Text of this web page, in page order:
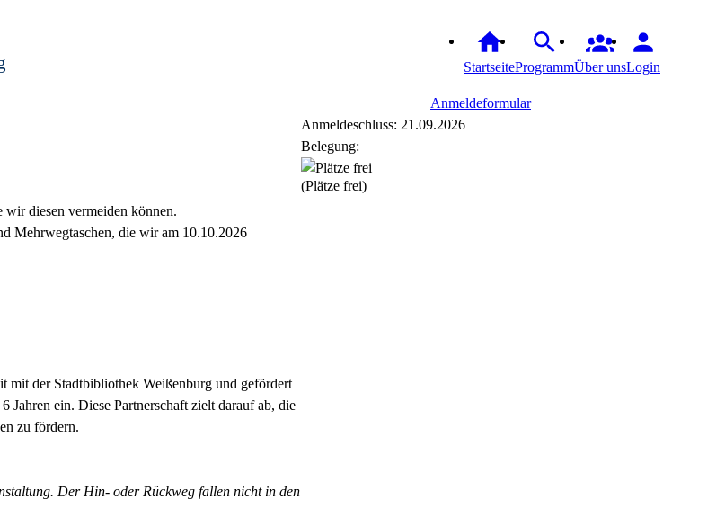
StartseiteProgrammÜber unsLogin
diesen vermeiden können.
Mehrwegtaschen, die wir am 10.10.2026
mit der Stadtbibliothek Weißenburg und gefördert
ein. Diese Partnerschaft zielt darauf ab, die
zu fördern.
Der Hin- oder Rückweg fallen nicht in den
Anmeldeformular
Anmeldeschluss: 21.09.2026
Belegung:
(Plätze frei)